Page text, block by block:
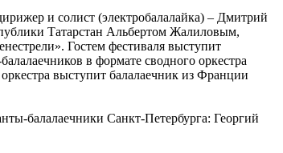
и солист (электробалалайка) – Дмитрий
Татарстан Альбертом Жалиловым,
Гостем фестиваля выступит
в формате сводного оркестра
выступит балалаечник из Франции
балалаечники Санкт-Петербурга: Георгий